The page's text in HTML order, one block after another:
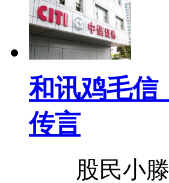
和讯鸡毛信
传言
股民小滕